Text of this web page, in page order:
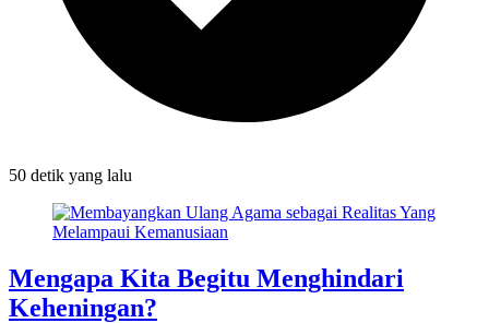
50 detik yang lalu
Mengapa Kita Begitu Menghindari
Keheningan?